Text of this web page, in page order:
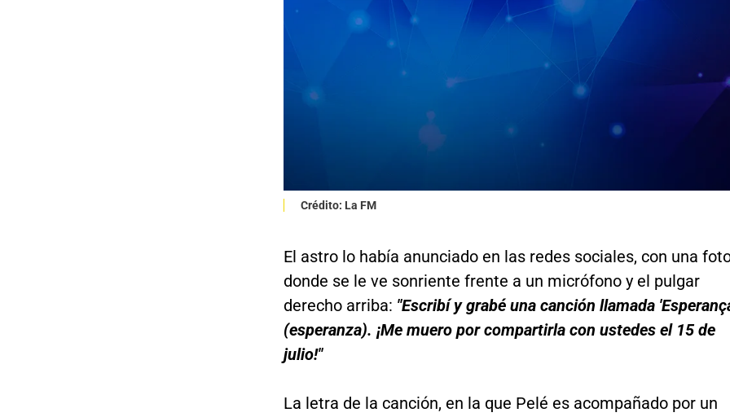
Crédito: La FM
El astro lo había anunciado en las redes sociales, con una
donde se le ve sonriente frente a un micrófono y el pulgar
derecho arriba: "Escribí y grabé una canción llamada
(esperanza). ¡Me muero por compartirla con ustedes el 15 de
julio!"
La letra de la canción, en la que Pelé es acompañado por un